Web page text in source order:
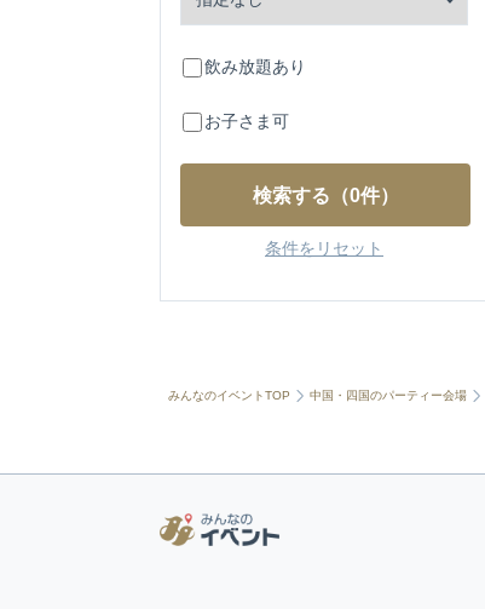
飲み放題あり
お子さま可
検索する （0件）
条件をリセット
みんなのイベントTOP 中国・四国のパーティー会場